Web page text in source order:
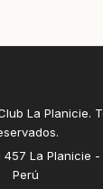
La Planicie.
La Planicie
Perú